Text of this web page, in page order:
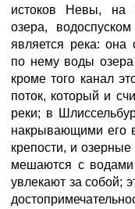
истоков Невы, на
озера,
является река: она
по нему воды
кроме того канал
поток, который и
реки; в
накрывающими его
крепости, и озерные
мешаются с
увлекают за собой;